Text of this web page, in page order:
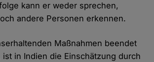
kann er weder sprechen,
andere Personen erkennen.
Maßnahmen beendet
in Indien die Einschätzung durch